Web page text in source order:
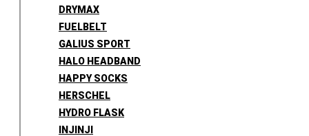
DRYMAX
FUELBELT
GALIUS SPORT
HALO HEADBAND
HAPPY SOCKS
HERSCHEL
HYDRO FLASK
INJINJI